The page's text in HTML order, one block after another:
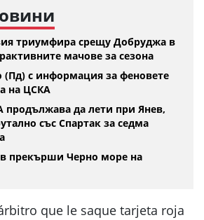
триумфира срещу Добруджа в
мачове за сезона
(Пд) с информация за феновете
на ЦСКА
продължава да лети при Янев,
със Спартак за седма
прекърши Черно море на
que le saque tarjeta roja